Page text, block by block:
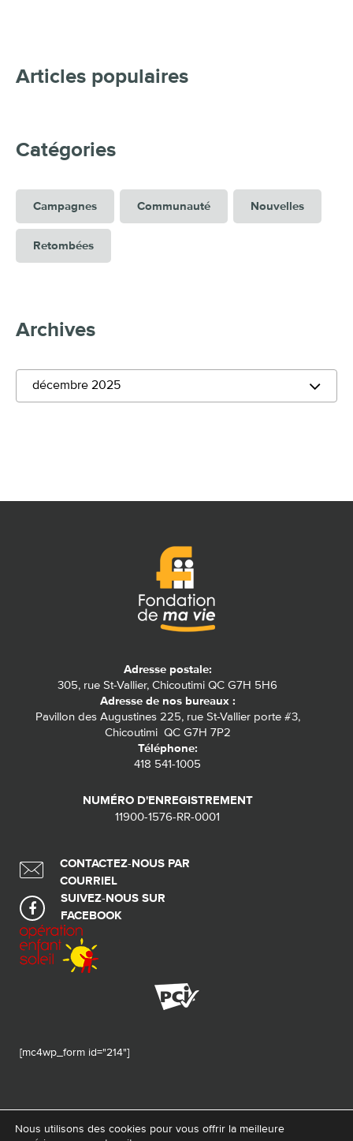
Articles populaires
Catégories
Campagnes Communauté Nouvelles
Retombées
Archives
décembre 2025
Adresse postale:
305, rue St-Vallier, Chicoutimi QC G7H 5H6
Adresse de nos bureaux :
Pavillon des Augustines 225, rue St-Vallier porte #3,
Chicoutimi QC G7H 7P2
Téléphone:
418 541-1005
NUMÉRO D'ENREGISTREMENT
11900-1576-RR-0001
CONTACTEZ-NOUS PAR
COURRIEL
SUIVEZ-NOUS SUR
FACEBOOK
[mc4wp_form id="214"]
Nous utilisons des cookies pour vous offrir la meilleure